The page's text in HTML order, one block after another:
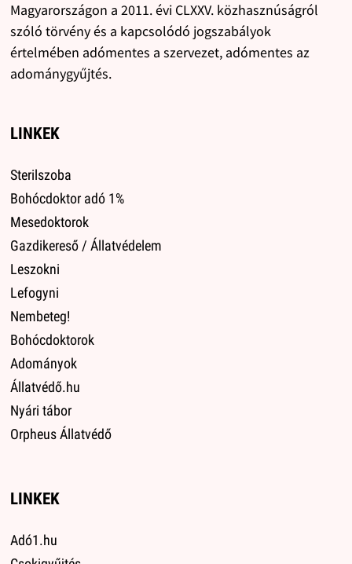
Magyarországon a 2011. évi CLXXV. közhasznúságról
szóló törvény és a kapcsolódó jogszabályok
értelmében adómentes a szervezet, adómentes az
adománygyűjtés.
LINKEK
Sterilszoba
Bohócdoktor adó 1%
Mesedoktorok
Gazdikereső / Állatvédelem
Leszokni
Lefogyni
Nembeteg!
Bohócdoktorok
Adományok
Állatvédő.hu
Nyári tábor
Orpheus Állatvédő
LINKEK
Adó1.hu